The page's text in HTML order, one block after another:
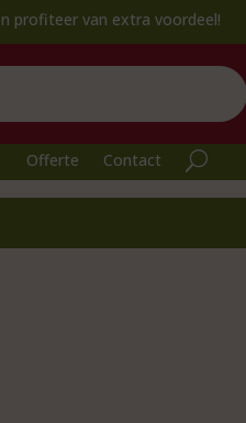
van extra voordeel!
Offerte Contact